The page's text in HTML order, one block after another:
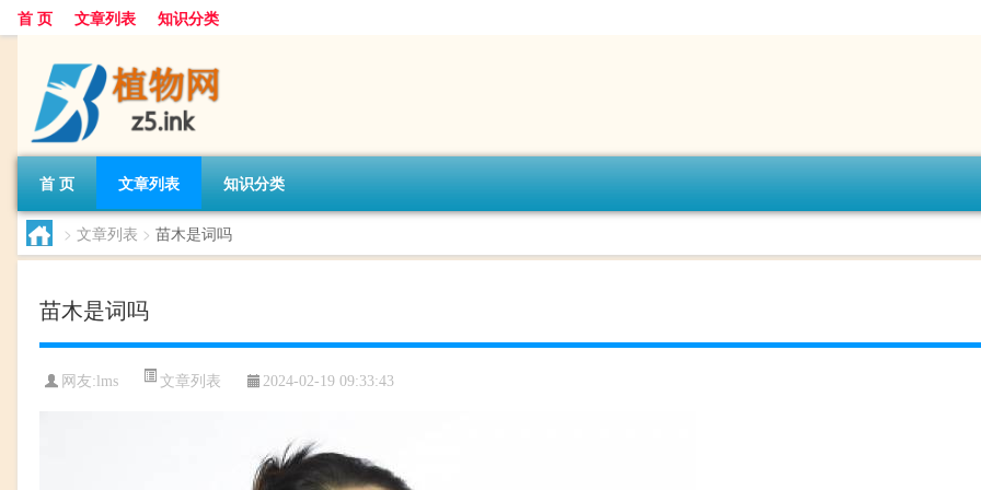
首 页 文章列表 知识分类
首 页 文章列表 知识分类
> 文章列表 > 苗木是词吗
苗木是词吗
网友: lms 文章列表 2024-02-19 09:33:43